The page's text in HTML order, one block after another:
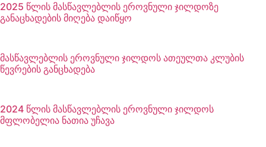
2025 წლის მასწავლებლის ეროვნული ჯილდოზე
განაცხადების მიღება დაიწყო
მასწავლებლის ეროვნული ჯილდოს ათეულთა კლუბის
წევრების განცხადება
2024 წლის მასწავლებლის ეროვნული ჯილდოს
მფლობელია ნათია უჩავა